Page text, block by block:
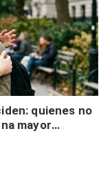
quienes no
mayor
y no es por